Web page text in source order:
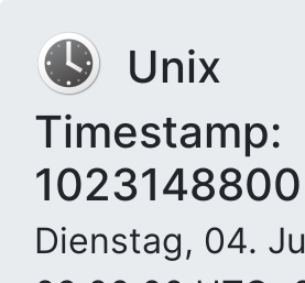
Unix
Timestamp:
1023148800
Dienstag, 04.